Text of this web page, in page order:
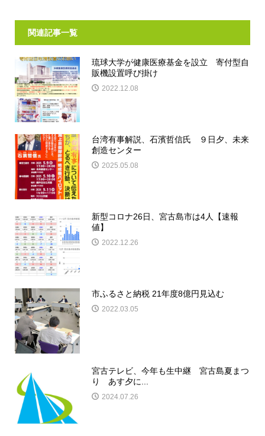
関連記事一覧
琉球大学が健康医療基金を設立 寄付型自
販機設置呼び掛け
2022.12.08
台湾有事解説、石濱哲信氏 ９日夕、未来
創造センター
2025.05.08
新型コロナ26日、宮古島市は4人【速報
値】
2022.12.26
市ふるさと納税 21年度8億円見込む
2022.03.05
宮古テレビ、今年も生中継 宮古島夏まつ
り あす夕に...
2024.07.26